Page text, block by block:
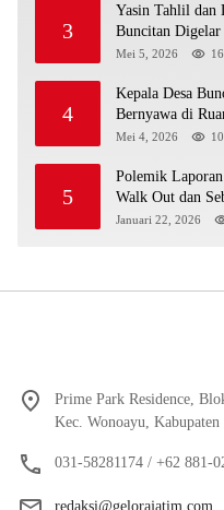
3
Yasin Tahlil dan
Buncitan
Mei 5, 2026
4
Kepala Desa
Bernyawa di
Menguat
Mei 4, 2026
5
Polemik
Walk Out dan
Januari 22, 2026
Prime Park Residence,
Kec. Wonoayu,
031-58281174 / +62 881-
redaksi@gelorajatim.com